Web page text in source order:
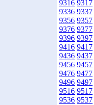
9316 9317
9336 9337
9356 9357
9376 9377
9396 9397
9416 9417
9436 9437
9456 9457
9476 9477
9496 9497
9516 9517
9536 9537